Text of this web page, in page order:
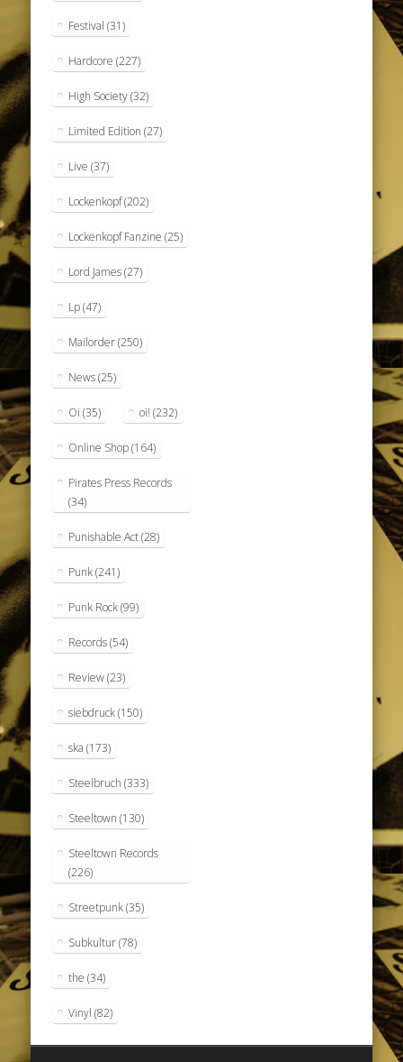
Festival (31)
Hardcore (227)
High Society(32)
Limited Edition (27)
Live (37)
Lockenkopf(202)
Lockenkopf Fanzine (25)
Lord James(27)
Lp(47)
Mailorder(250)
News(25)
Oi (35) oi! (232)
Online Shop(164)
Pirates Press Records
(34)
Punishable Act(28)
Punk(241)
Punk Rock(99)
Records(54)
Review(23)
siebdruck(150)
ska (173)
Steelbruch (333)
Steeltown (130)
Steeltown Records
(226)
Streetpunk(35)
Subkultur(78)
the (34)
Vinyl (82)